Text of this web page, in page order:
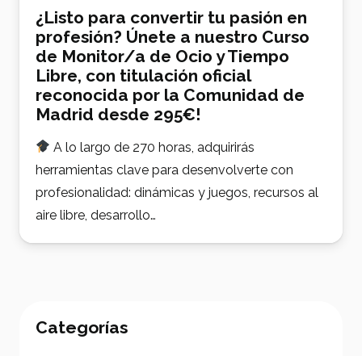
¿Listo para convertir tu pasión en
profesión? Únete a nuestro Curso
de Monitor/a de Ocio y Tiempo
Libre, con titulación oficial
reconocida por la Comunidad de
Madrid desde 295€!
A lo largo de 270 horas, adquirirás
herramientas clave para desenvolverte con
profesionalidad: dinámicas y juegos, recursos al
aire libre, desarrollo…
Categorías